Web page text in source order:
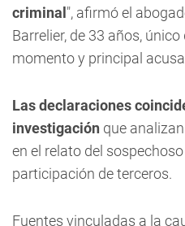
criminal ", afirmó el
Barrelier, de 33 años,
momento y principal
Las declaraciones
investigación que
en el relato del
participación de terceros.
Fuentes vinculadas a la